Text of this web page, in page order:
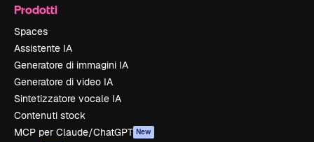
Prodotti
Spaces
Assistente IA
Generatore di immagini IA
Generatore di video IA
Sintetizzatore vocale IA
Contenuti stock
MCP per Claude/ChatGPT New